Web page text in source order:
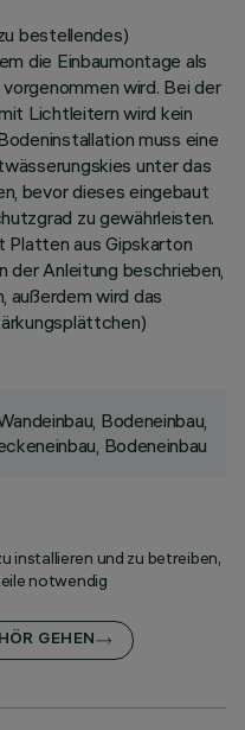
bestellendes)
die Einbaumontage als
wird. Bei der
Lichtleitern wird kein
muss eine
unter das
bevor dieses eingebaut
zu gewährleisten.
Platten aus Gipskarton
der Anleitung beschrieben,
außerdem wird das
Bodeneinbau,
Bodeneinbau
installieren und zu betreiben,
notwendig
GEHEN